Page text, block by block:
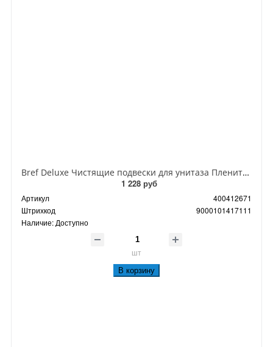
Bref Deluxe Чистящие подвески для унитаза Пленительный жасмин 50 гр 2 шт
1 228 руб
Артикул
400412671
Штрихкод
9000101417111
Наличие: Доступно
шт
В корзину